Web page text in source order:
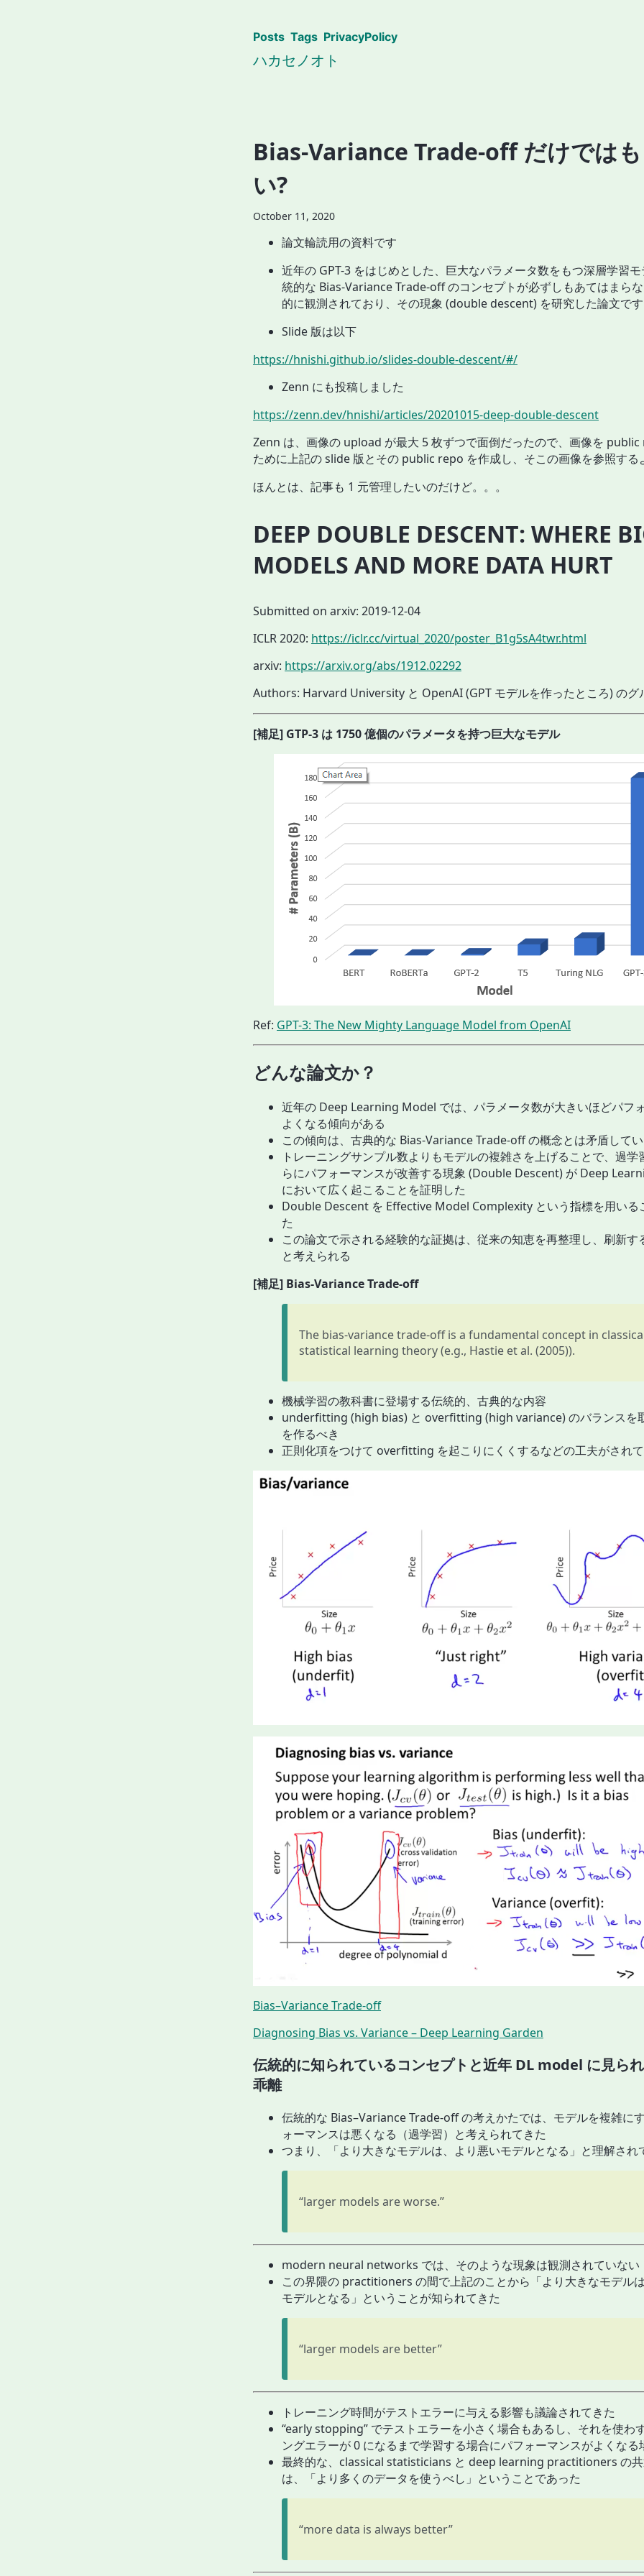
Posts Tags PrivacyPolicy
ハカセノオト
Bias-Variance Trade-off だけでは
い?
October 11, 2020
論文輪読用の資料です
近年の GPT-3 をはじめとした、巨大なパラメータ数をもつ深層学習
統的な Bias-Variance Trade-off のコンセプトが必ずしもあてはまら
的に観測されており、その現象 (double descent) を研究した論文です
Slide 版は以下
https://hnishi.github.io/slides-double-descent/#/
Zenn にも投稿しました
https://zenn.dev/hnishi/articles/20201015-deep-double-descent
Zenn は、画像の upload が最大 5 枚ずつで面倒だったので、画像を public
ために上記の slide 版とその public repo を作成し、そこの画像を参照する
ほんとは、記事も 1 元管理したいのだけど。。。
DEEP DOUBLE DESCENT: WHERE
MODELS AND MORE DATA HURT
Submitted on arxiv: 2019-12-04
ICLR 2020: https://iclr.cc/virtual_2020/poster_B1g5sA4twr.html
arxiv: https://arxiv.org/abs/1912.02292
Authors: Harvard University と OpenAI (GPT モデルを作ったところ) のグ
[補足] GTP-3 は 1750 億個のパラメータを持つ巨大なモデル
Ref: GPT-3: The New Mighty Language Model from OpenAI
どんな論文か？
近年の Deep Learning Model では、パラメータ数が大きいほどパフ
よくなる傾向がある
この傾向は、古典的な Bias-Variance Trade-off の概念とは矛盾して
トレーニングサンプル数よりもモデルの複雑さを上げることで、過学
らにパフォーマンスが改善する現象 (Double Descent) が Deep
において広く起こることを証明した
Double Descent を Effective Model Complexity という指標を用いる
た
この論文で示される経験的な証拠は、従来の知恵を再整理し、刷新す
と考えられる
[補足] Bias-Variance Trade-off
The bias-variance trade-off is a fundamental concept in
statistical learning theory (e.g., Hastie et al. (2005)).
機械学習の教科書に登場する伝統的、古典的な内容
underfitting (high bias) と overfitting (high variance) のバランスを
を作るべき
正則化項をつけて overfitting を起こりにくくするなどの工夫がされ
Bias–Variance Trade-off
Diagnosing Bias vs. Variance– Deep Learning Garden
伝統的に知られているコンセプトと近年 DL model に見ら
乖離
伝統的な Bias–Variance Trade-off の考えかたでは、モデルを複雑に
ォーマンスは悪くなる（過学習）と考えられてきた
つまり、「より大きなモデルは、より悪いモデルとなる」と理解され
“larger models are worse.”
modern neural networks では、そのような現象は観測されていない
この界隈の practitioners の間で上記のことから「より大きなモデル
モデルとなる」ということが知られてきた
“larger models are better”
トレーニング時間がテストエラーに与える影響も議論されてきた
“early stopping” でテストエラーを小さく場合もあるし、それを使わ
ングエラーが 0 になるまで学習する場合にパフォーマンスがよくなる
最終的な、classical statisticians と deep learning practitioners の共
は、「より多くのデータを使うべし」ということであった
“more data is always better”